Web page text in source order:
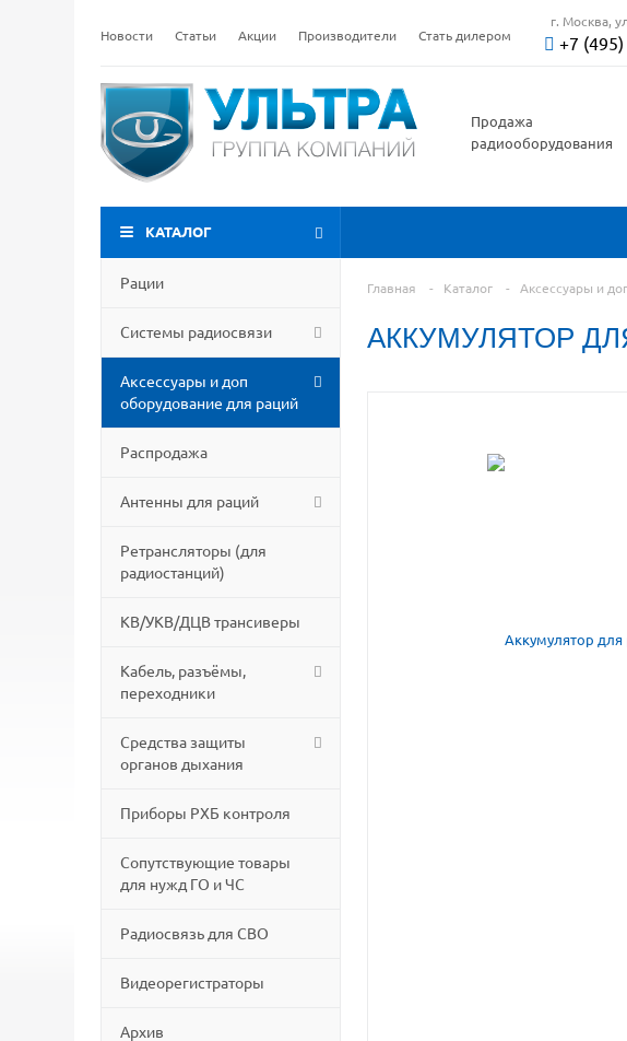
Новости Статьи Акции Производители Стать дилером
г. Москва,
+7
Продажа
радиооборудования
КАТАЛОГ
Рации
Системы радиосвязи
Аксессуары и доп
оборудование для раций
Распродажа
Антенны для раций
Ретрансляторы (для
радиостанций)
КВ/УКВ/ДЦВ трансиверы
Кабель, разъёмы,
переходники
Средства защиты
органов дыхания
Приборы РХБ контроля
Сопутствующие товары
для нужд ГО и ЧС
Радиосвязь для СВО
Видеорегистраторы
Архив
Главная - Каталог - Аксессуары и
АККУМУЛЯТОР